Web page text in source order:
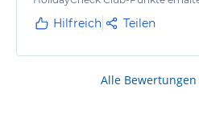
das Zimmer
hören: „Sie sind bei uns erst
Deshalb durften wir das zu
Hilfreich Teilen
Alle